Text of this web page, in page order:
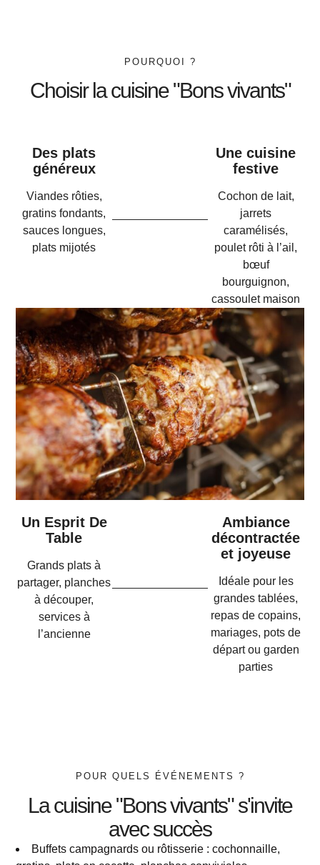
POURQUOI ?
Choisir la cuisine "Bons vivants"
Des plats
généreux
Viandes rôties,
gratins fondants,
sauces longues,
plats mijotés
Une cuisine
festive
Cochon de lait,
jarrets
caramélisés,
poulet rôti à l’ail,
bœuf
bourguignon,
cassoulet maison
Un Esprit De
Table
Grands plats à
partager, planches
à découper,
services à
l’ancienne
Ambiance
décontractée
et joyeuse
Idéale pour les
grandes tablées,
repas de copains,
mariages, pots de
départ ou garden
parties
POUR QUELS ÉVÉNEMENTS ?
La cuisine "Bons vivants" s'invite
avec succès
Buffets campagnards ou rôtisserie : cochonnaille,